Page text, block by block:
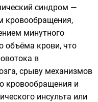
синдром —
кровообращения,
минутного
объёма крови, что
в
срыву механизмов
кровообращения и
инсульта или